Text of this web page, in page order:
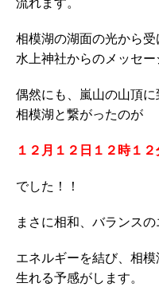
相模湖の湖面の光から
水上神社からのメッセー
偶然にも、嵐山の山頂
相模湖と繋がったのが
１２月１２日１２時１２
でした！！
まさに相和、バランスの
エネルギーを結び、相
生れる予感がします。